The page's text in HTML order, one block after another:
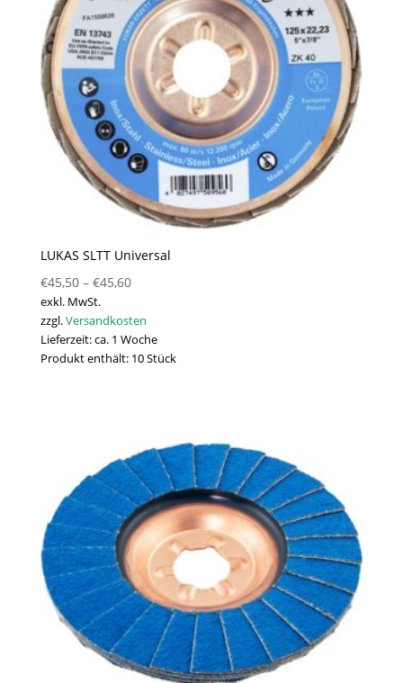
LUKAS SLTT Universal
€45,50– €45,60
exkl. MwSt.
zzgl.Versandkosten
Lieferzeit:ca. 1 Woche
Produkt enthält: 10Stück